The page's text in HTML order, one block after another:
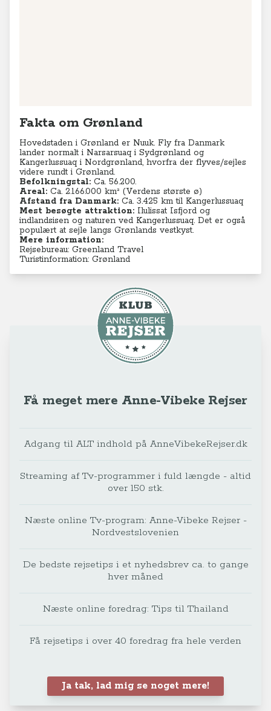
Fakta om Grønland
Hovedstaden i Grønland er Nuuk. Fly fra Danmark
lander normalt i Narsarsuaq i Sydgrønland og
Kangerlussuaq i Nordgrønland, hvorfra der flyves/sejles
videre rundt i Grønland.
Befolkningstal: Ca. 56.200.
Areal: Ca. 2.166.000 km² (Verdens største ø)
Afstand fra Danmark: Ca. 3.425 km til Kangerlussuaq
Mest besøgte attraktion: Ilulissat Isfjord og
indlandsisen og naturen ved Kangerlussuaq. Det er også
populært at sejle langs Grønlands vestkyst.
Mere information:
Rejsebureau: Greenland Travel
Turistinformation: Grønland
Få meget mere Anne-Vibeke Rejser
Adgang til ALT indhold på AnneVibekeRejser.dk
Streaming af Tv-programmer i fuld længde - altid
over 150 stk.
Næste online Tv-program: Anne-Vibeke Rejser -
Nordvestslovenien
De bedste rejsetips i et nyhedsbrev ca. to gange
hver måned
Næste online foredrag: Tips til Thailand
Få rejsetips i over 40 foredrag fra hele verden
Ja tak, lad mig se noget mere!